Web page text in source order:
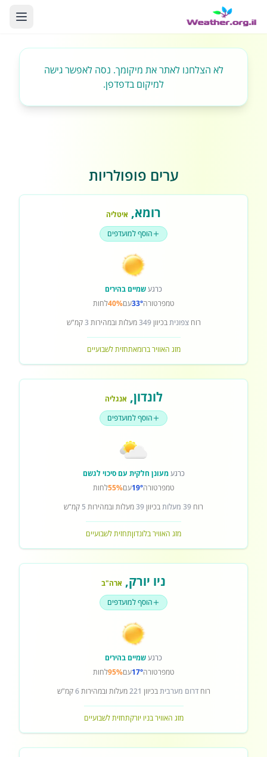
לא הצלחנו לאתר את מיקומך. נסה לאפשר גישה
למיקום בדפדפן.
ערים פופולריות
רומא, איטליה
הוסף למועדפים
כרגעשמיים בהירים
טמפרטורה33°עם40%לחות
רוחצפוניתבכיוון349מעלות ובמהירות 3קמ"ש
מזג האוויר ברומאתחזית לשבועיים
לונדון, אנגליה
הוסף למועדפים
כרגעמעונן חלקית עם סיכוי לגשם
טמפרטורה19°עם55%לחות
רוח 39 מעלות בכיוון39מעלות ובמהירות 5 קמ"ש
מזג האוויר בלונדוןתחזית לשבועיים
ניו יורק, ארה"ב
הוסף למועדפים
כרגעשמיים בהירים
טמפרטורה17°עם95%לחות
רוחדרום מערביתבכיוון 221מעלות ובמהירות6קמ"ש
מזג האוויר בניו יורקתחזית לשבועיים